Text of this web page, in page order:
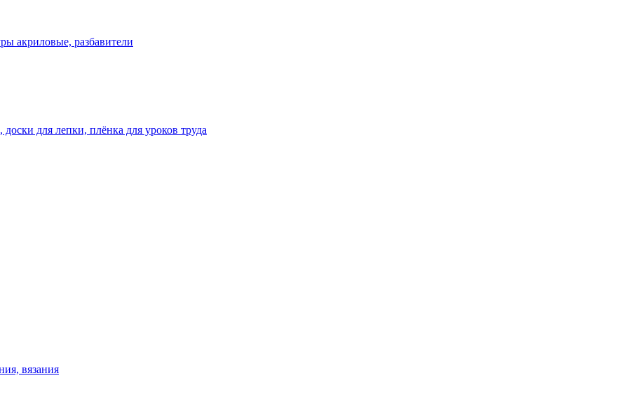
акриловые, разбавители
для лепки, плёнка для уроков труда
вязания